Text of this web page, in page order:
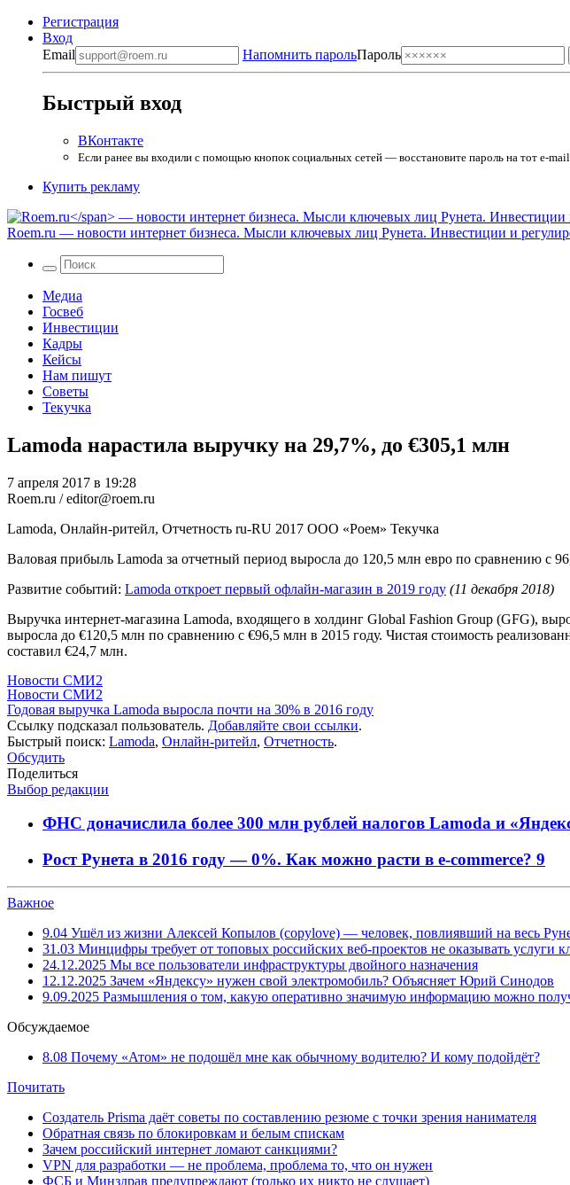
Регистрация
Вход
Email
Напомнить парольПароль
Быстрый вход
ВКонтакте
Если ранее вы входили с помощью кнопок социальных сетей — восстановите пароль на тот e-
Купить рекламу
Roem.ru — новости интернет бизнеса. Мысли ключевых лиц Рунета. Инвестиции и
Медиа
Госвеб
Инвестиции
Кадры
Кейсы
Нам пишут
Советы
Текучка
Lamoda нарастила выручку на 29,7%, до €305,1 млн
7 апреля 2017 в 19:28
Roem.ru / editor@roem.ru
Lamoda, Онлайн-ритейл, Отчетность ru-RU 2017 ООО «Роем» Текучка
Валовая прибыль Lamoda за отчетный период выросла до 120,5 млн евро по сравнению с
Развитие событий: Lamoda откроет первый офлайн-магазин в 2019 году (11 декабря 2018)
Выручка интернет-магазина Lamoda, входящего в холдинг Global Fashion Group (GFG),
выросла до €120,5 млн по сравнению с €96,5 млн в 2015 году. Чистая стоимость
составил €24,7 млн.
Новости СМИ2
Новости СМИ2
Годовая выручка Lamoda выросла почти на 30% в 2016 году
Ссылку подсказал пользователь. Добавляйте свои ссылки.
Быстрый поиск: Lamoda, Онлайн-ритейл, Отчетность.
Обсудить
Поделиться
Выбор редакции
ФНС доначислила более 300 млн рублей налогов Lamoda и
Рост Рунета в 2016 году — 0%. Как можно расти в e-commerce? 9
Важное
9.04 Ушёл из жизни Алексей Копылов (copylove) — человек, повлиявший на весь
31.03 Минцифры требует от топовых российских веб-проектов не оказывать услуги
24.12.2025 Мы все пользователи инфраструктуры двойного назначения
12.12.2025 Зачем «Яндексу» нужен свой электромобиль? Объясняет Юрий Синодов
9.09.2025 Размышления о том, какую оперативно значимую информацию можно
Обсуждаемое
8.08 Почему «Атом» не подошёл мне как обычному водителю? И кому подойдёт?
Почитать
Создатель Prisma даёт советы по составлению резюме с точки зрения нанимателя
Обратная связь по блокировкам и белым спискам
Зачем российский интернет ломают санкциями?
VPN для разработки — не проблема, проблема то, что он нужен
ФСБ и Минздрав предупреждают (только их никто не слушает)